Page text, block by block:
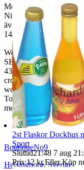
Moms ingår i våra
Ni kan
även fråga om faktura
14 dagars full returrätt
We also ship abroad
SEK, 100 gr
43 SEK, 250gr 85
crown
worldwide price freight)
To Denmark 0,5-3kg
measure 40x40x140cm
BoutiqueNo9
Helsingborg,Sverige
2st Flaskor Dockhus
Sport
Sluttid21:48 7 aug
Pris:12 kr,Eller Köp